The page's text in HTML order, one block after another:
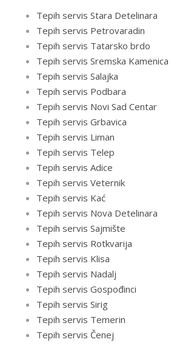
Tepih servis Stara Detelinara
Tepih servis Petrovaradin
Tepih servis Tatarsko brdo
Tepih servis Sremska Kamenica
Tepih servis Salajka
Tepih servis Podbara
Tepih servis Novi Sad Centar
Tepih servis Grbavica
Tepih servis Liman
Tepih servis Telep
Tepih servis Adice
Tepih servis Veternik
Tepih servis Kać
Tepih servis Nova Detelinara
Tepih servis Sajmište
Tepih servis Rotkvarija
Tepih servis Klisa
Tepih servis Nadalj
Tepih servis Gospođinci
Tepih servis Sirig
Tepih servis Temerin
Tepih servis Čenej